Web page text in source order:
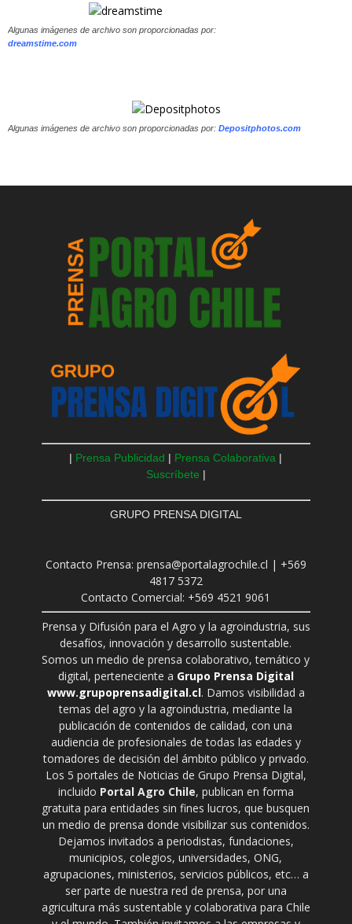
Algunas imágenes de archivo son proporcionadas por:
dreamstime.com
Algunas imágenes de archivo son proporcionadas por: Depositphotos.com
| Prensa Publicidad | Prensa Colaborativa |
Suscríbete |
GRUPO PRENSA DIGITAL
Contacto Prensa: prensa@portalagrochile.cl | +569
4817 5372
Contacto Comercial: +569 4521 9061
Prensa y Difusión para el Agro y la agroindustria, sus
desafíos, innovación y desarrollo sustentable.
Somos un medio de prensa colaborativo, temático y
digital, perteneciente a Grupo Prensa Digital
www.grupoprensadigital.cl. Damos visibilidad a
temas del agro y la agroindustria, mediante la
publicación de contenidos de calidad, con una
audiencia de profesionales de todas las edades y
tomadores de decisión del ámbito público y privado.
Los 5 portales de Noticias de Grupo Prensa Digital,
incluido Portal Agro Chile, publican en forma
gratuita para entidades sin fines lucros, que busquen
un medio de prensa donde visibilizar sus contenidos.
Dejamos invitados a periodistas, fundaciones,
municipios, colegios, universidades, ONG,
agrupaciones, ministerios, servicios públicos, etc… a
ser parte de nuestra red de prensa, por una
agricultura más sustentable y colaborativa para Chile